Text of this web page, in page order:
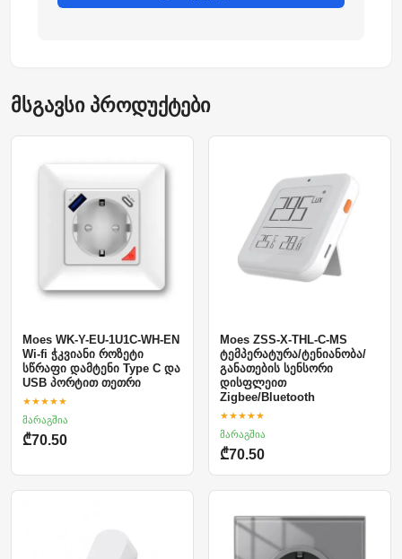
მსგავსი პროდუქტები
Moes WK-Y-EU-1U1C-WH-EN
Wi-fi ჭკვიანი როზეტი
სწრაფი დამტენი Type C და
USB პორტით თეთრი
★★★★★
მარაგშია
₾70.50
Moes ZSS-X-THL-C-MS
ტემპერატურა/ტენიანობა/
განათების სენსორი
დისფლეით
Zigbee/Bluetooth
★★★★★
მარაგშია
₾70.50